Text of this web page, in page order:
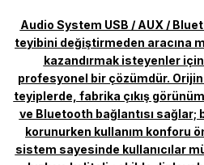
Audio System USB / AUX /
teyibini değiştirmeden aracına
kazandırmak isteyenler
profesyonel bir çözümdür.
teyiplerde, fabrika çıkış
ve Bluetooth bağlantısı sağlar;
korunurken kullanım konforu
sistem sayesinde kullanıcılar